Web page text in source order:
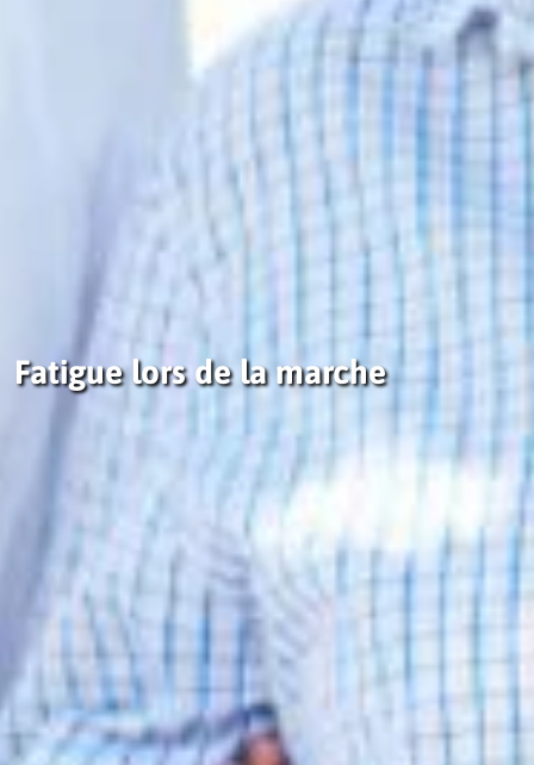
Fatigue lors de la marche